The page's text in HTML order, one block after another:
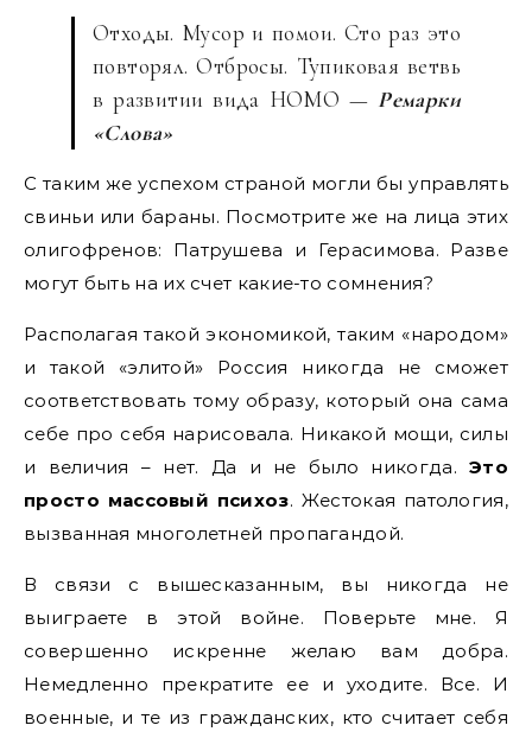
Отходы. Мусор и помои. Сто раз это
повторял. Отбросы. Тупиковая ветвь
в развитии вида HOMO — Ремарки
«Слова»
С таким же успехом страной могли бы управлять
свиньи или бараны. Посмотрите же на лица этих
олигофренов: Патрушева и Герасимова. Разве
могут быть на их счет какие-то сомнения?
Располагая такой экономикой, таким «народом»
и такой «элитой» Россия никогда не сможет
соответствовать тому образу, который она сама
себе про себя нарисовала. Никакой мощи, силы
и величия – нет. Да и не было никогда.Это
просто массовый психоз. Жестокая патология,
вызванная многолетней пропагандой.
В связи с вышесказанным, вы никогда не
выиграете в этой войне. Поверьте мне. Я
совершенно искренне желаю вам добра.
Немедленно прекратите ее и уходите. Все. И
военные, и те из гражданских, кто считает себя